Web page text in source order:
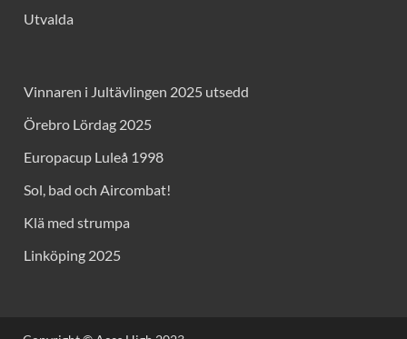
Utvalda
Vinnaren i Jultävlingen 2025 utsedd
Örebro Lördag 2025
Europacup Luleå 1998
Sol, bad och Aircombat!
Klä med strumpa
Linköping 2025